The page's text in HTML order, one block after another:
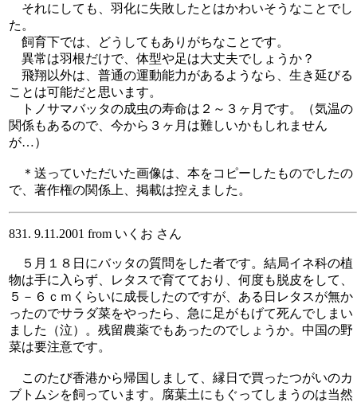
それにしても、羽化に失敗したとはかわいそうなことでし
た。
飼育下では、どうしてもありがちなことです。
異常は羽根だけで、体型や足は大丈夫でしょうか？
飛翔以外は、普通の運動能力があるようなら、生き延びる
ことは可能だと思います。
トノサマバッタの成虫の寿命は２～３ヶ月です。（気温の
関係もあるので、今から３ヶ月は難しいかもしれません
が…）
＊送っていただいた画像は、本をコピーしたものでしたの
で、著作権の関係上、掲載は控えました。
831. 9.11.2001 from いくお さん
５月１８日にバッタの質問をした者です。結局イネ科の植
物は手に入らず、レタスで育てており、何度も脱皮をして、
５－６ｃｍくらいに成長したのですが、ある日レタスが無か
ったのでサラダ菜をやったら、急に足がもげて死んでしまい
ました（泣）。残留農薬でもあったのでしょうか。中国の野
菜は要注意です。
このたび香港から帰国しまして、縁日で買ったつがいのカ
ブトムシを飼っています。腐葉土にもぐってしまうのは当然